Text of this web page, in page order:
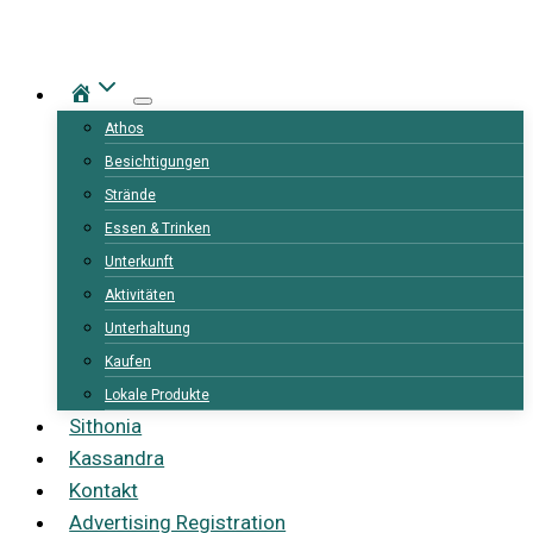
springen Die
Windmühle
in
Ierissos
ist
eine
einzigartige
historische
Residenz
die
2006
mit
großer
Sorgfalt
Athos
Besichtigungen
Strände
Essen & Trinken
Unterkunft
Aktivitäten
Unterhaltung
Kaufen
Lokale Produkte
Sithonia
Kassandra
Kontakt
Advertising Registration